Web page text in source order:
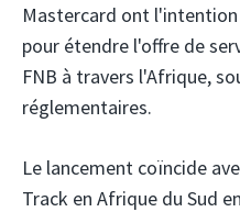
Mastercard ont
pour étendre l'offre de
FNB à travers l'Afrique,
réglementaires.
Le lancement coïncide
Track en Afrique du Sud